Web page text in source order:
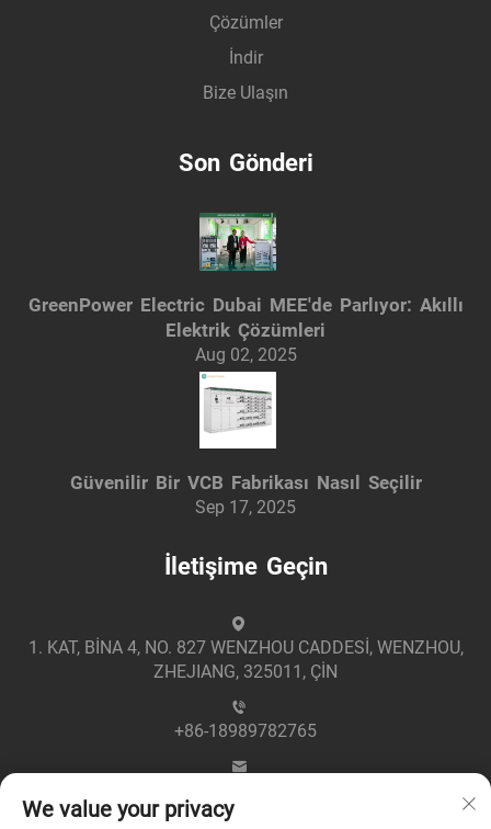
Çözümler
İndir
Bize Ulaşın
Son Gönderi
GreenPower Electric Dubai MEE'de Parlıyor: Akıllı
Elektrik Çözümleri
Aug 02, 2025
Güvenilir Bir VCB Fabrikası Nasıl Seçilir
Sep 17, 2025
İletişime Geçin
1. KAT, BİNA 4, NO. 827 WENZHOU CADDESİ, WENZHOU,
ZHEJIANG, 325011, ÇİN
+86-18989782765
We value your privacy